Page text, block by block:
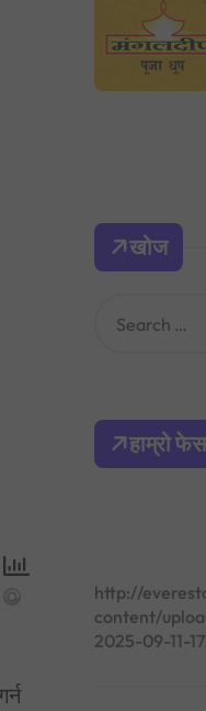
खोज
h
o
हाम्रो
http://
content/
2025-09-11-